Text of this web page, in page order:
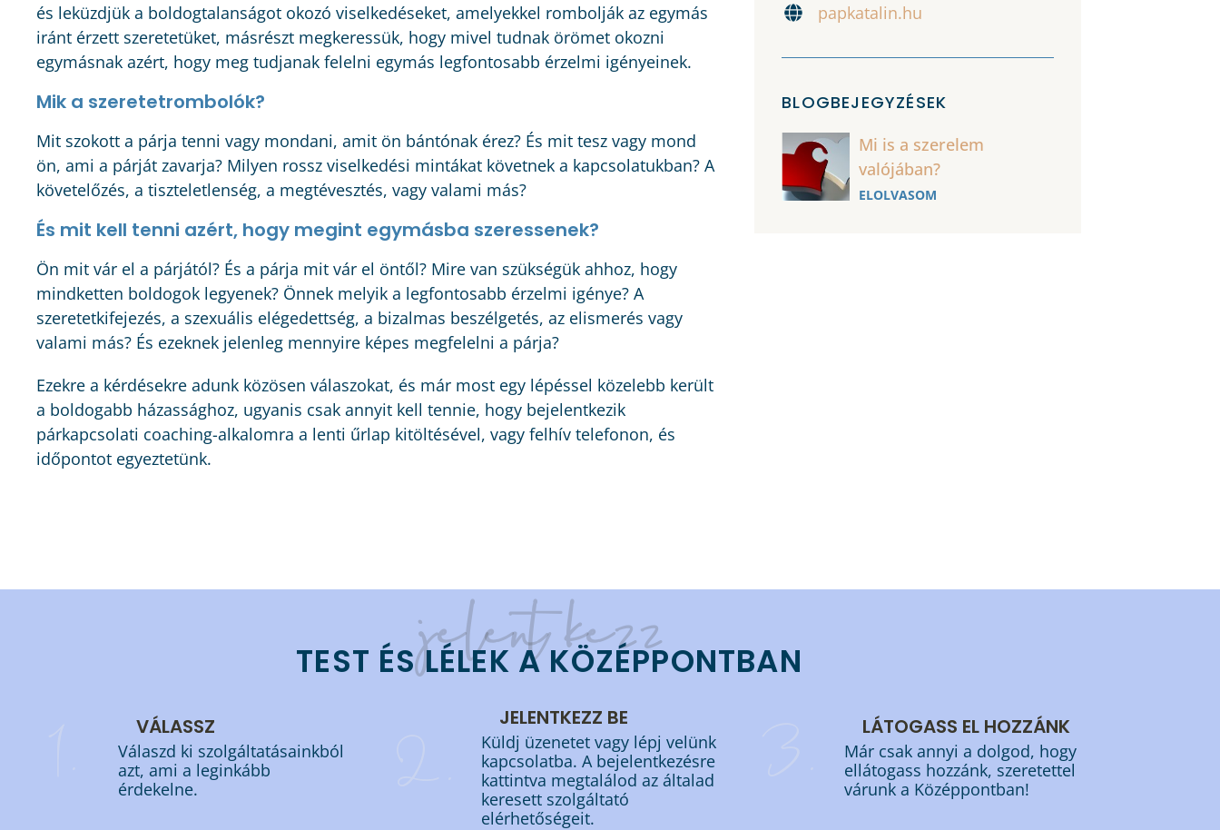
és leküzdjük a boldogtalanságot okozó viselkedéseket, amelyekkel rombolják az egymás
iránt érzett szeretetüket, másrészt megkeressük, hogy mivel tudnak örömet okozni
egymásnak azért, hogy meg tudjanak felelni egymás legfontosabb érzelmi igényeinek.
Mik a szeretetrombolók?
Mit szokott a párja tenni vagy mondani, amit ön bántónak érez? És mit tesz vagy mond
ön, ami a párját zavarja? Milyen rossz viselkedési mintákat követnek a kapcsolatukban? A
követelőzés, a tiszteletlenség, a megtévesztés, vagy valami más?
És mit kell tenni azért, hogy megint egymásba szeressenek?
Ön mit vár el a párjától? És a párja mit vár el öntől? Mire van szükségük ahhoz, hogy
mindketten boldogok legyenek? Önnek melyik a legfontosabb érzelmi igénye? A
szeretetkifejezés, a szexuális elégedettség, a bizalmas beszélgetés, az elismerés vagy
valami más? És ezeknek jelenleg mennyire képes megfelelni a párja?
Ezekre a kérdésekre adunk közösen válaszokat, és már most egy lépéssel közelebb került
a boldogabb házassághoz, ugyanis csak annyit kell tennie, hogy bejelentkezik
párkapcsolati coaching-alkalomra a lenti űrlap kitöltésével, vagy felhív telefonon, és
időpontot egyeztetünk.
papkatalin.hu
BLOGBEJEGYZÉSEK
Mi is a szerelem
valójában?
ELOLVASOM
jelentkezz
TEST ÉS LÉLEK A KÖZÉPPONTBAN
VÁLASSZ
Válaszd ki szolgáltatásainkból
azt, ami a leginkább
érdekelne.
JELENTKEZZ BE
Küldj üzenetet vagy lépj velünk
kapcsolatba. A bejelentkezésre
kattintva megtalálod az általad
keresett szolgáltató
elérhetőségeit.
LÁTOGASS EL HOZZÁNK
Már csak annyi a dolgod, hogy
ellátogass hozzánk, szeretettel
várunk a Középpontban!